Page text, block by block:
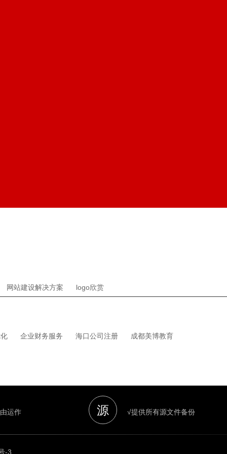
网站建设解决方案 logo欣赏
企业财务服务 海口公司注册 成都美博教育
运作 源 √提供所有源文件备份
-3